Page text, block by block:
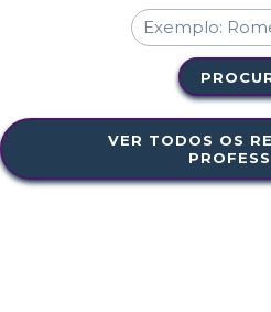
VER TODOS OS